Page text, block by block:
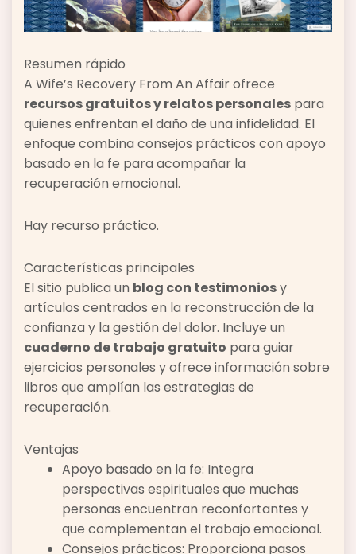
Resumen rápido
A Wife’s Recovery From An Affair ofrece
recursos gratuitos y relatos personales para
quienes enfrentan el daño de una infidelidad. El
enfoque combina consejos prácticos con apoyo
basado en la fe para acompañar la
recuperación emocional.
Hay recurso práctico.
Características principales
El sitio publica un blog con testimoniosy
artículos centrados en la reconstrucción de la
confianza y la gestión del dolor. Incluye un
cuaderno de trabajo gratuito para guiar
ejercicios personales y ofrece información sobre
libros que amplían las estrategias de
recuperación.
Ventajas
Apoyo basado en la fe: Integra
perspectivas espirituales que muchas
personas encuentran reconfortantes y
que complementan el trabajo emocional.
Consejos prácticos: Proporciona pasos